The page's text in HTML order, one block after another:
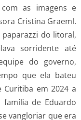
as imagens e
Cristina Graeml.
do litoral,
sorridente até
do governo,
que ela bateu
em 2024 a
de Eduardo
vangloriar que era